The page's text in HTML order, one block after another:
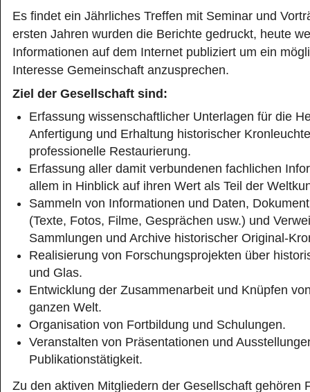
Es findet ein Jährliches Treffen mit Seminar und
ersten Jahren wurden die Berichte gedruckt, heute
Informationen auf dem Internet publiziert um ein
Interesse Gemeinschaft anzusprechen.
Ziel der Gesellschaft sind:
Erfassung wissenschaftlicher Unterlagen für die
Anfertigung und Erhaltung historischer
professionelle Restaurierung.
Erfassung aller damit verbundenen fachlichen
allem in Hinblick auf ihren Wert als Teil der
Sammeln von Informationen und Daten,
(Texte, Fotos, Filme, Gesprächen usw.) und
Sammlungen und Archive historischer Original-
Realisierung von Forschungsprojekten über
und Glas.
Entwicklung der Zusammenarbeit und Knüpfen
ganzen Welt.
Organisation von Fortbildung und Schulungen.
Veranstalten von Präsentationen und
Publikationstätigkeit.
Zu den aktiven Mitgliedern der Gesellschaft gehören